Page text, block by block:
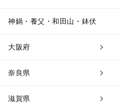
神鍋・養父・和田山・鉢伏
大阪府
奈良県
滋賀県